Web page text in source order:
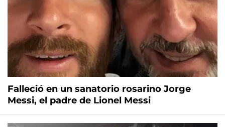
Falleció en un sanatorio rosarino Jorge
Messi, el padre de Lionel Messi